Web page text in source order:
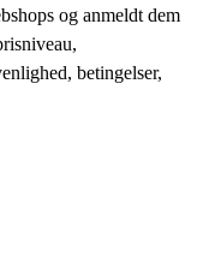
og anmeldt dem
betingelser,